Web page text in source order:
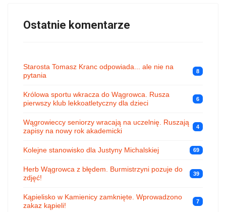
Ostatnie komentarze
Starosta Tomasz Kranc odpowiada... ale nie na
pytania
8
Królowa sportu wkracza do Wągrowca. Rusza
pierwszy klub lekkoatletyczny dla dzieci
6
Wągrowieccy seniorzy wracają na uczelnię. Ruszają
zapisy na nowy rok akademicki
4
Kolejne stanowisko dla Justyny Michalskiej 69
Herb Wągrowca z błędem. Burmistrzyni pozuje do
zdjęć!
39
Kąpielisko w Kamienicy zamknięte. Wprowadzono
zakaz kąpieli!
7